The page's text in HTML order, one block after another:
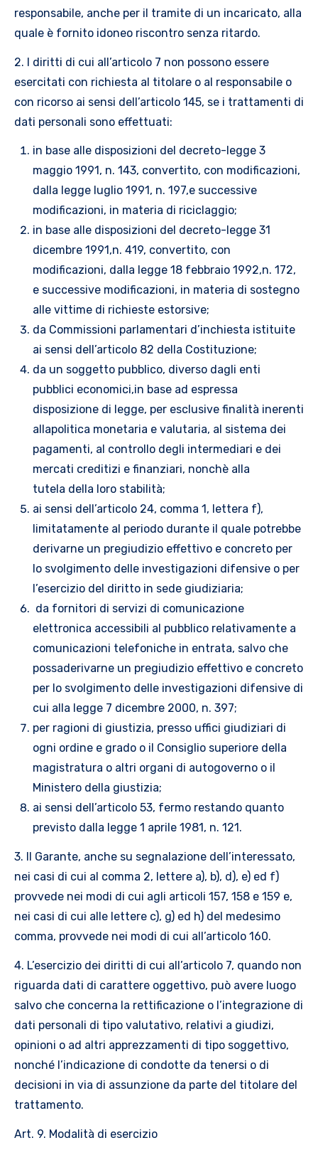
responsabile, anche per il tramite di un incaricato, alla
quale è fornito idoneo riscontro senza ritardo.
2. I diritti di cui all’articolo 7 non possono essere
esercitati con richiesta al titolare o al responsabile o
con ricorso ai sensi dell’articolo 145, se i trattamenti di
dati personali sono effettuati:
in base alle disposizioni del decreto-legge 3
maggio 1991, n. 143, convertito, con modificazioni,
dalla legge luglio 1991, n. 197,e successive
modificazioni, in materia di riciclaggio;
in base alle disposizioni del decreto-legge 31
dicembre 1991,n. 419, convertito, con
modificazioni, dalla legge 18 febbraio 1992,n. 172,
e successive modificazioni, in materia di sostegno
alle vittime di richieste estorsive;
da Commissioni parlamentari d’inchiesta istituite
ai sensi dell’articolo 82 della Costituzione;
da un soggetto pubblico, diverso dagli enti
pubblici economici,in base ad espressa
disposizione di legge, per esclusive finalità inerenti
allapolitica monetaria e valutaria, al sistema dei
pagamenti, al controllo degli intermediari e dei
mercati creditizi e finanziari, nonchè alla
tutela della loro stabilità;
ai sensi dell’articolo 24, comma 1, lettera f),
limitatamente al periodo durante il quale potrebbe
derivarne un pregiudizio effettivo e concreto per
lo svolgimento delle investigazioni difensive o per
l’esercizio del diritto in sede giudiziaria;
da fornitori di servizi di comunicazione
elettronica accessibili al pubblico relativamente a
comunicazioni telefoniche in entrata, salvo che
possaderivarne un pregiudizio effettivo e concreto
per lo svolgimento delle investigazioni difensive di
cui alla legge 7 dicembre 2000, n. 397;
per ragioni di giustizia, presso uffici giudiziari di
ogni ordine e grado o il Consiglio superiore della
magistratura o altri organi di autogoverno o il
Ministero della giustizia;
ai sensi dell’articolo 53, fermo restando quanto
previsto dalla legge 1 aprile 1981, n. 121.
3. Il Garante, anche su segnalazione dell’interessato,
nei casi di cui al comma 2, lettere a), b), d), e) ed f)
provvede nei modi di cui agli articoli 157, 158 e 159 e,
nei casi di cui alle lettere c), g) ed h) del medesimo
comma, provvede nei modi di cui all’articolo 160.
4. L’esercizio dei diritti di cui all’articolo 7, quando non
riguarda dati di carattere oggettivo, può avere luogo
salvo che concerna la rettificazione o l’integrazione di
dati personali di tipo valutativo, relativi a giudizi,
opinioni o ad altri apprezzamenti di tipo soggettivo,
nonché l’indicazione di condotte da tenersi o di
decisioni in via di assunzione da parte del titolare del
trattamento.
Art. 9. Modalità di esercizio